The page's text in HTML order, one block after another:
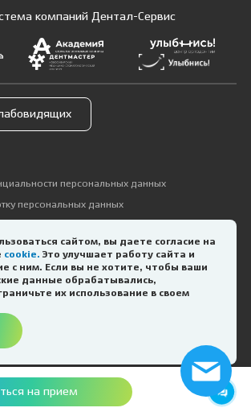
на прием
сайтом, вы даете согласие на
cookie. Это улучшает работу сайта и
с ним. Если вы не хотите, чтобы ваши
данные обрабатывались,
их использование в своем
компаний Дентал-Сервис
персональных данных
персональных данных
собственностью пользователя сайта,
без указания источника - dentservice.ru
со ст. 1259 ГК РФ. Вся информация,
для ознакомления и не является
Фотоизображения людей, используемые на
с их согласия в рамках трудовых и
—